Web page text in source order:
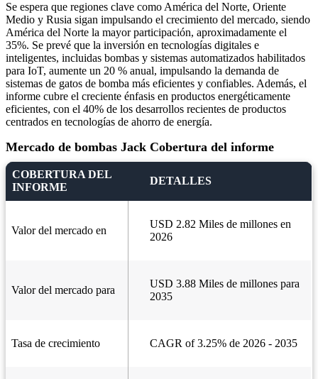
Se espera que regiones clave como América del Norte, Oriente
Medio y Rusia sigan impulsando el crecimiento del mercado, siendo
América del Norte la mayor participación, aproximadamente el
35%. Se prevé que la inversión en tecnologías digitales e
inteligentes, incluidas bombas y sistemas automatizados habilitados
para IoT, aumente un 20 % anual, impulsando la demanda de
sistemas de gatos de bomba más eficientes y confiables. Además, el
informe cubre el creciente énfasis en productos energéticamente
eficientes, con el 40% de los desarrollos recientes de productos
centrados en tecnologías de ahorro de energía.
Mercado de bombas Jack Cobertura del informe
COBERTURA DEL
INFORME
DETALLES
Valor del mercado en
USD 2.82 Miles de millones en
2026
Valor del mercado para
USD 3.88 Miles de millones para
2035
Tasa de crecimiento CAGR of 3.25% de 2026 - 2035